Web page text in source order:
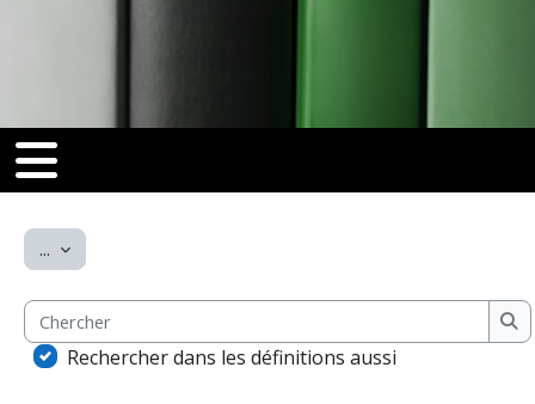
[[nav-toggle]]
toggle]]
... Exporter des articles
Chercher
Rechercher dans les définitions aussi